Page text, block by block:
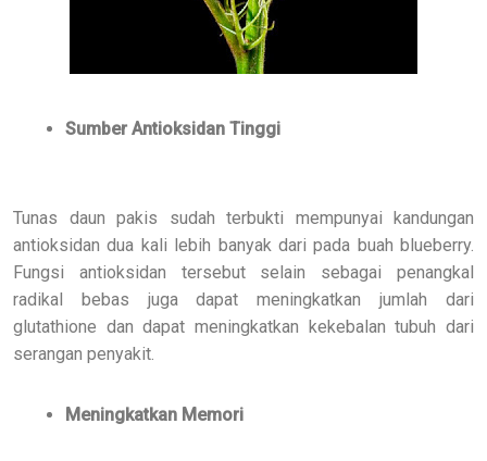
Sumber Antioksidan Tinggi
Tunas daun pakis sudah terbukti mempunyai kandungan
antioksidan dua kali lebih banyak dari pada buah blueberry.
Fungsi antioksidan tersebut selain sebagai penangkal
radikal bebas juga dapat meningkatkan jumlah dari
glutathione dan dapat meningkatkan kekebalan tubuh dari
serangan penyakit.
Meningkatkan Memori